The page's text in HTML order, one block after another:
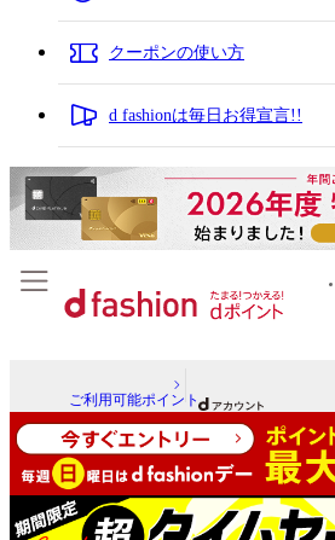
クーポンの使い方
d fashionは毎日お得宣言!!
ご利用可能ポイント